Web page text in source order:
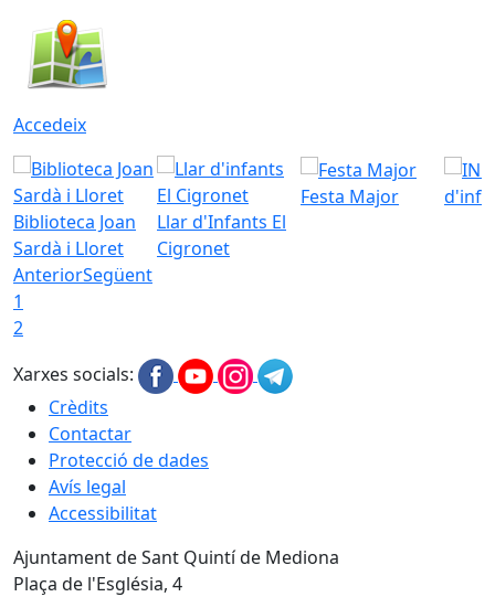
Accedeix
Biblioteca Joan
Sardà i Lloret
Llar d'Infants El
Cigronet
Festa Major
AnteriorSegüent
1
2
Xarxes socials:
Crèdits
Contactar
Protecció de dades
Avís legal
Accessibilitat
Ajuntament de Sant Quintí de Mediona
Plaça de l'Església, 4